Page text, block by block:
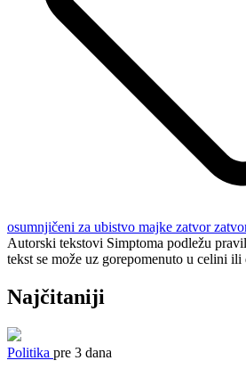
osumnjičeni za ubistvo majke zatvor
Autorski tekstovi Simptoma podležu
tekst se može uz gorepomenuto u celini
Najčitaniji
Politika pre 3 dana